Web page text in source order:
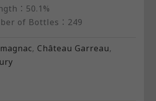
：50.1%
of Bottles：249
, Château Garreau,